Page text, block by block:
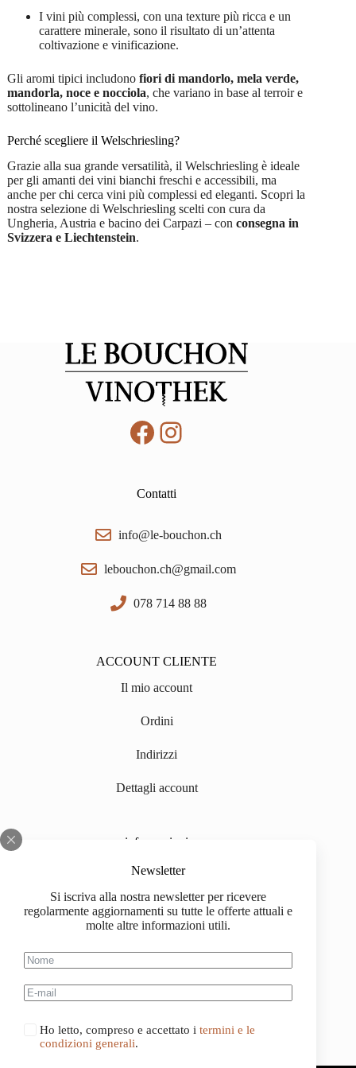
Newsletter
Si iscriva alla nostra newsletter per ricevere
regolarmente aggiornamenti su tutte le offerte attuali e
molte altre informazioni utili.
Ho letto, compreso e accettato i termini e le
condizioni generali.
I vini più complessi, con una texture più ricca e un
carattere minerale, sono il risultato di un’attenta
coltivazione e vinificazione.
Gli aromi tipici includono fiori di mandorlo, mela verde,
mandorla, noce e nocciola, che variano in base al terroir e
sottolineano l’unicità del vino.
Perché scegliere il Welschriesling?
Grazie alla sua grande versatilità, il Welschriesling è ideale
per gli amanti dei vini bianchi freschi e accessibili, ma
anche per chi cerca vini più complessi ed eleganti. Scopri la
nostra selezione di Welschriesling scelti con cura da
Ungheria, Austria e bacino dei Carpazi – con consegna in
Svizzera e Liechtenstein.
Facebook
Instagram
Contatti
info@le-bouchon.ch
lebouchon.ch@gmail.com
078 714 88 88
ACCOUNT CLIENTE
Il mio account
Ordini
Indirizzi
Dettagli account
informazioni
Chi siamo
Impressum
Informazioni sull'acquisto
Condizioni generali di contratto